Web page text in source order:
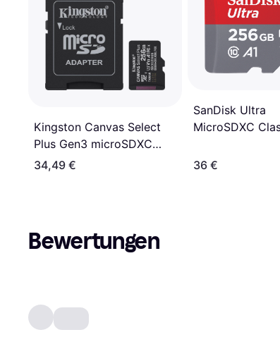
Kingston Canvas Select
Plus Gen3 microSDXC
256GB
34,49 €
SanDisk Ultra
MicroSDXC
256GB
36 €
Bewertungen